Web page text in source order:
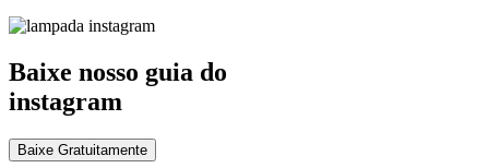
Baixe nosso guia do
instagram
Baixe Gratuitamente